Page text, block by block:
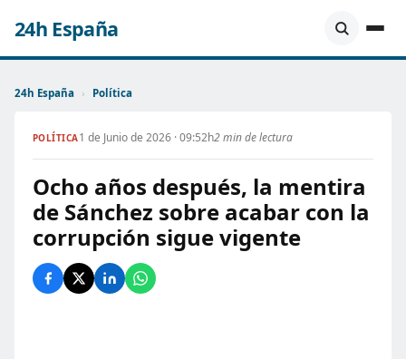
24h España
24h España › Política
POLÍTICA1 de Junio de 2026 · 09:52h2 min de lectura
Ocho años después, la mentira
de Sánchez sobre acabar con la
corrupción sigue vigente